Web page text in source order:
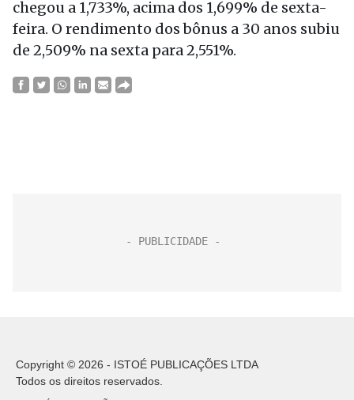
chegou a 1,733%, acima dos 1,699% de sexta-
feira. O rendimento dos bônus a 30 anos subiu
de 2,509% na sexta para 2,551%.
Copyright © 2026 - ISTOÉ PUBLICAÇÕES LTDA
Todos os direitos reservados.